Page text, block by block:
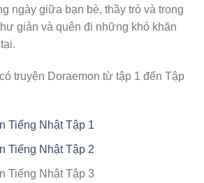
ngày giữa bạn bè, thầy trò và trong
giản và quên đi những khó khăn
truyện Doraemon từ tập 1 đến Tập
Tiếng Nhật Tập 1
Tiếng Nhật Tập 2
Tiếng Nhật Tập 3